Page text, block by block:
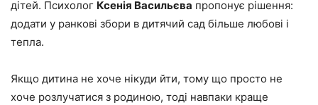
дітей. Психолог Ксенія Васильєва пропонує рішення:
додати у ранкові збори в дитячий сад більше любові і
тепла.
Якщо дитина не хоче нікуди йти, тому що просто не
хоче розлучатися з родиною, тоді навпаки краще